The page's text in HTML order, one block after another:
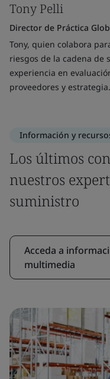
Tony Pelli
Director de Práctica
Tony, quien colabora
riesgos de la cadena de
experiencia en
proveedores y estrategia.
Información y
Los últimos
nuestros
suministro
Acceda a
multimedia